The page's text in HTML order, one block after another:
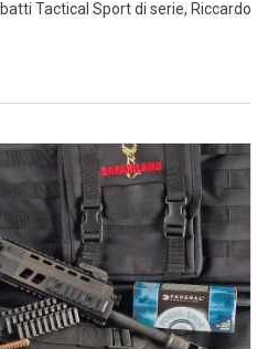
Tactical Sport di serie, Riccardo